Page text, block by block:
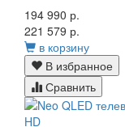
194 990 р.
221 579 р.
в корзину
В избранное
Сравнить